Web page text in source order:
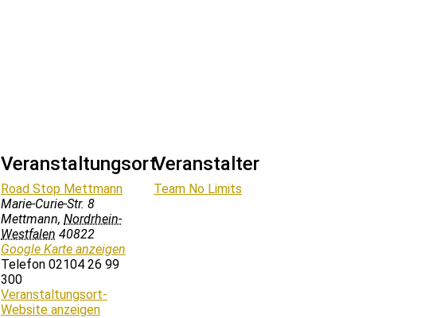
Veranstaltungsort
Road Stop Mettmann
Marie-Curie-Str. 8
Mettmann, Nordrhein-
Westfalen 40822
Google Karte anzeigen
Telefon 02104 26 99
300
Veranstaltungsort-
Website anzeigen
Veranstalter
Team No Limits